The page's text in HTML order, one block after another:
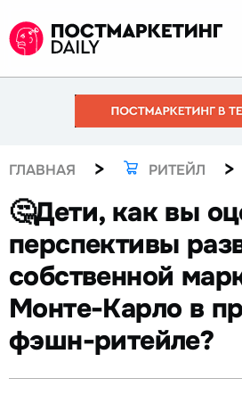
ГЛАВНАЯ > РИТЕЙЛ >
🤔Дети, как вы
перспективы
собственной
Монте-Карло в
фэшн-ритейле?